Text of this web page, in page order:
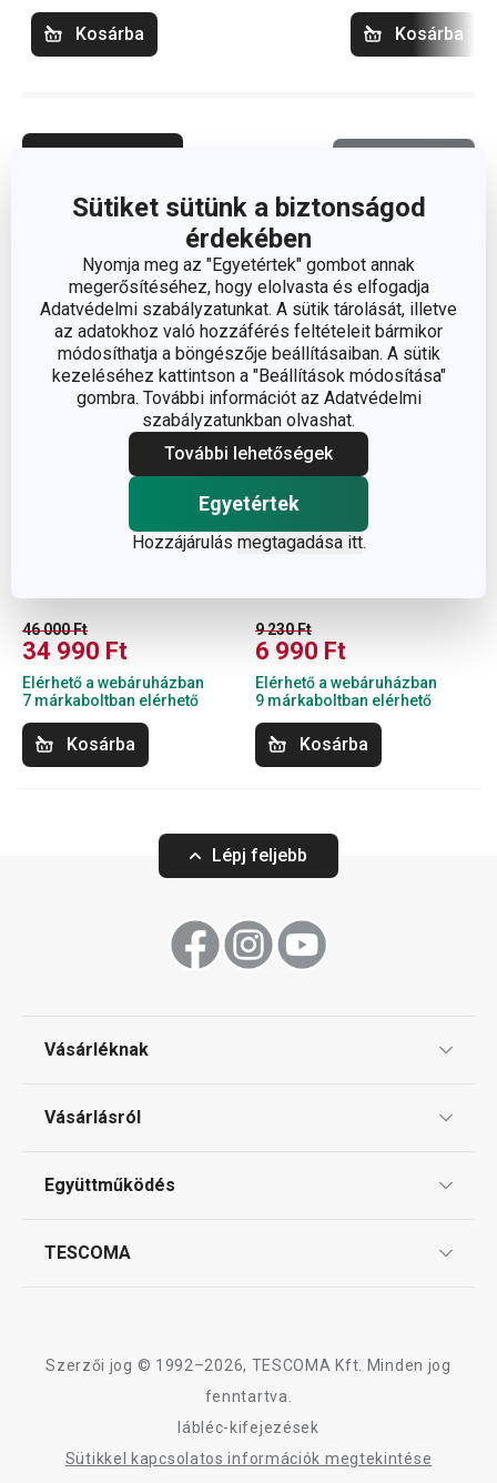
Sütiket sütünk a biztonságod
érdekében
Nyomja meg az "Egyetértek" gombot annak
megerősítéséhez, hogy elolvasta és elfogadja
Adatvédelmi szabályzatunkat. A sütik tárolását, illetve
az adatokhoz való hozzáférés feltételeit bármikor
módosíthatja a böngészője beállításaiban. A sütik
kezeléséhez kattintson a "Beállítások módosítása"
gombra. További információt az Adatvédelmi
szabályzatunkban olvashat.
További lehetőségek
Egyetértek
Hozzájárulás megtagadása itt.
Kosárba Kosárba
Ingyen szállítás
46 000 Ft
34 990 Ft
Elérhető a webáruházban
7 márkaboltban elérhető
Kosárba
9 230 Ft
6 990 Ft
Elérhető a webáruházban
9 márkaboltban elérhető
Kosárba
Lépj feljebb
Vásárléknak
Gyakori kérdések
Vásárlásról
Reklamáció és termékvisszaküldés
Együttműködés
TESCOMA
Szerzői jog © 1992–2026, TESCOMA Kft. Minden jog
fenntartva.
lábléc-kifejezések
Sütikkel kapcsolatos információk megtekintése